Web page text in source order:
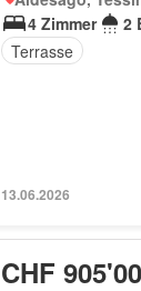
4 Zimmer
2
Terrasse
13.06.2026
CHF